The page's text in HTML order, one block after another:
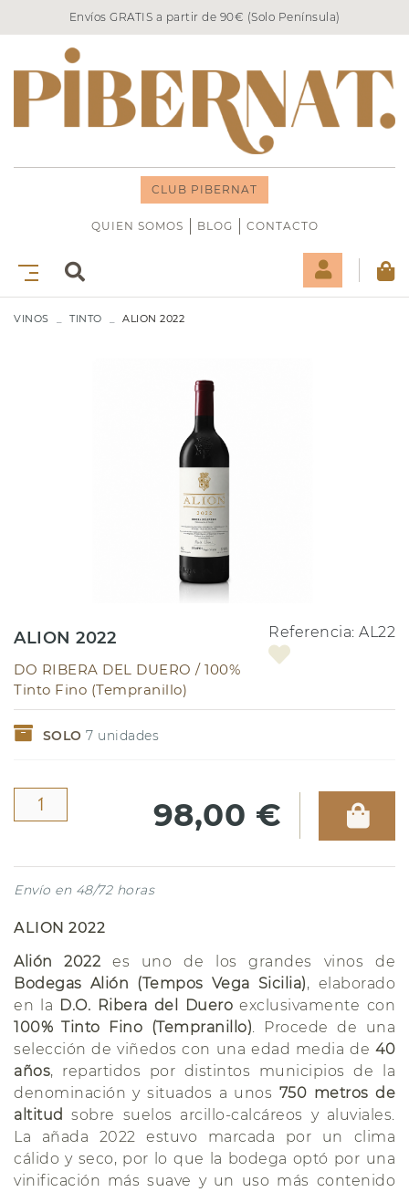
Envíos GRATIS a partir de 90€ (Solo Península)
CLUB PIBERNAT
QUIEN SOMOS BLOG CONTACTO
VINOS TINTO ALION 2022
ALION 2022
DO RIBERA DEL DUERO / 100%
Tinto Fino (Tempranillo)
Referencia: AL22
SOLO 7 unidades
98,00 €
Envío en 48/72 horas
ALION 2022
Alión 2022 es uno de los grandes vinos de
Bodegas Alión (Tempos Vega Sicilia), elaborado
en la D.O. Ribera del Duero exclusivamente con
100% Tinto Fino (Tempranillo) . Procede de una
selección de viñedos con una edad media de 40
años, repartidos por distintos municipios de la
denominación y situados a unos 750 metros de
altitud sobre suelos arcillo-calcáreos y aluviales.
La añada 2022 estuvo marcada por un clima
cálido y seco, por lo que la bodega optó por una
vinificación más suave y un uso más contenido